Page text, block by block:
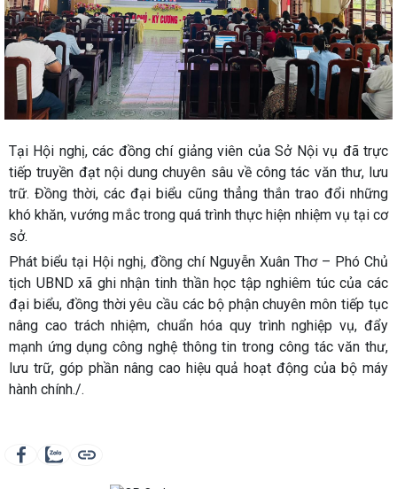
Tại Hội nghị, các đồng chí giảng viên của Sở Nội vụ đã trực
tiếp truyền đạt nội dung chuyên sâu về công tác văn thư, lưu
trữ. Đồng thời, các đại biểu cũng thẳng thắn trao đổi những
khó khăn, vướng mắc trong quá trình thực hiện nhiệm vụ tại cơ
sở.
Phát biểu tại Hội nghị, đồng chí Nguyễn Xuân Thơ – Phó Chủ
tịch UBND xã ghi nhận tinh thần học tập nghiêm túc của các
đại biểu, đồng thời yêu cầu các bộ phận chuyên môn tiếp tục
nâng cao trách nhiệm, chuẩn hóa quy trình nghiệp vụ, đẩy
mạnh ứng dụng công nghệ thông tin trong công tác văn thư,
lưu trữ, góp phần nâng cao hiệu quả hoạt động của bộ máy
hành chính./.